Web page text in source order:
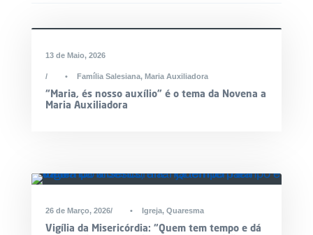
DESTAQUE
13 de Maio, 2026
• Família Salesiana, Maria Auxiliadora
“Maria, és nosso auxílio” é o tema da Novena a
Maria Auxiliadora
26 de Março, 2026 • Igreja, Quaresma
Vigília da Misericórdia: “Quem tem tempo e dá